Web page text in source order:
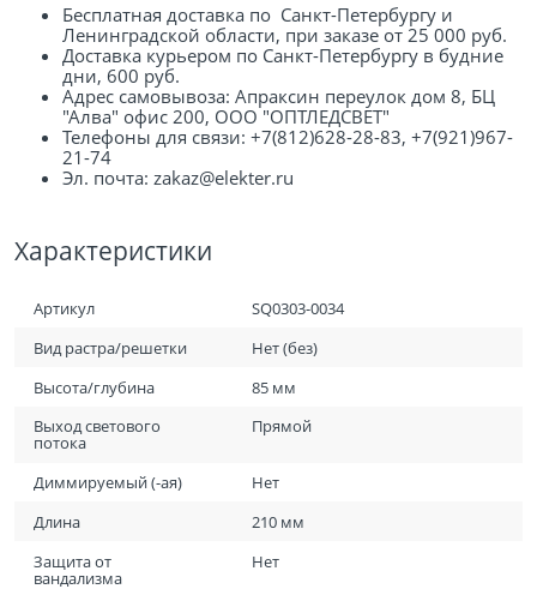
Бесплатная доставка по Санкт-Петербургу и
Ленинградской области, при заказе от 25 000 руб.
Доставка курьером по Санкт-Петербургу в будние
дни, 600 руб.
Адрес самовывоза: Апраксин переулок дом 8, БЦ
"Алва" офис 200, ООО "ОПТЛЕДСВЕТ"
Телефоны для связи: +7(812)628-28-83, +7(921)967-
21-74
Эл. почта: zakaz@elekter.ru
Характеристики
Артикул
SQ0303-0034
Вид растра/решетки
Нет (без)
Высота/глубина
85 мм
Выход светового
потока
Прямой
Диммируемый (-ая)
Нет
Длина
210 мм
Защита от
вандализма
Нет